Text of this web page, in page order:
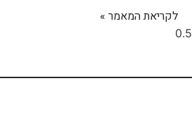
לקריאת המאמר »